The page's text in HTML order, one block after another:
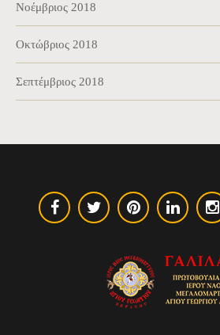
Νοέμβριος 2018
Οκτώβριος 2018
Σεπτέμβριος 2018